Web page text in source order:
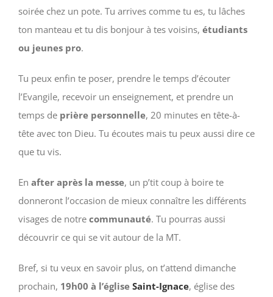
soirée chez un pote. Tu arrives comme tu es, tu lâches
ton manteau et tu dis bonjour à tes voisins, étudiants
ou jeunes pro.
Tu peux enfin te poser, prendre le temps d’écouter
l’Evangile, recevoir un enseignement, et prendre un
temps de prière personnelle, 20 minutes en tête-à-
tête avec ton Dieu. Tu écoutes mais tu peux aussi dire ce
que tu vis.
En after après la messe, un p’tit coup à boire te
donneront l’occasion de mieux connaître les différents
visages de notre communauté. Tu pourras aussi
découvrir ce qui se vit autour de la MT.
Bref, si tu veux en savoir plus, on t’attend dimanche
prochain, 19h00 à l’église Saint-Ignace, église des